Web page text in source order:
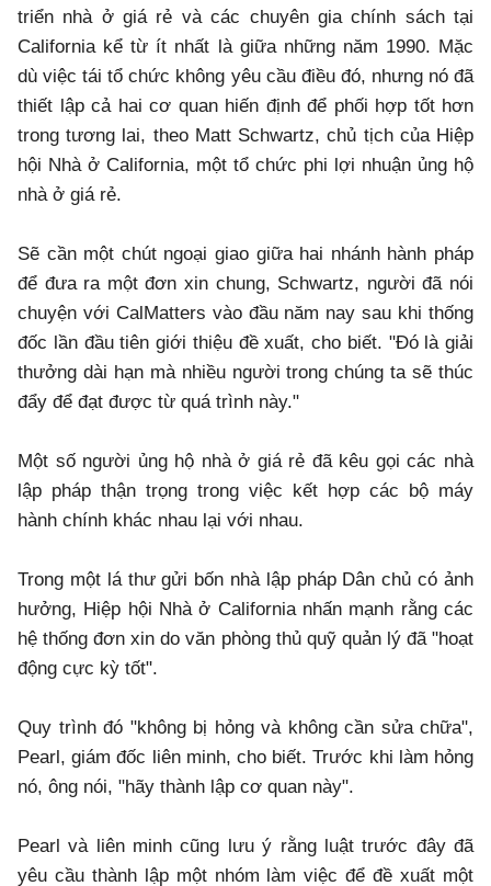
triển nhà ở giá rẻ và các chuyên gia chính sách tại
California kể từ ít nhất là giữa những năm 1990. Mặc
dù việc tái tổ chức không yêu cầu điều đó, nhưng nó đã
thiết lập cả hai cơ quan hiến định để phối hợp tốt hơn
trong tương lai, theo Matt Schwartz, chủ tịch của Hiệp
hội Nhà ở California, một tổ chức phi lợi nhuận ủng hộ
nhà ở giá rẻ.
Sẽ cần một chút ngoại giao giữa hai nhánh hành pháp
để đưa ra một đơn xin chung, Schwartz, người đã nói
chuyện với CalMatters vào đầu năm nay sau khi thống
đốc lần đầu tiên giới thiệu đề xuất, cho biết. "Đó là giải
thưởng dài hạn mà nhiều người trong chúng ta sẽ thúc
đẩy để đạt được từ quá trình này."
Một số người ủng hộ nhà ở giá rẻ đã kêu gọi các nhà
lập pháp thận trọng trong việc kết hợp các bộ máy
hành chính khác nhau lại với nhau.
Trong một lá thư gửi bốn nhà lập pháp Dân chủ có ảnh
hưởng, Hiệp hội Nhà ở California nhấn mạnh rằng các
hệ thống đơn xin do văn phòng thủ quỹ quản lý đã "hoạt
động cực kỳ tốt".
Quy trình đó "không bị hỏng và không cần sửa chữa",
Pearl, giám đốc liên minh, cho biết. Trước khi làm hỏng
nó, ông nói, "hãy thành lập cơ quan này".
Pearl và liên minh cũng lưu ý rằng luật trước đây đã
yêu cầu thành lập một nhóm làm việc để đề xuất một